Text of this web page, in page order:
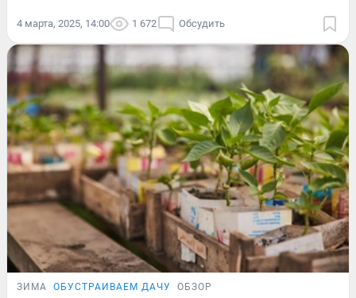
4 марта, 2025, 14:00 1 672 Обсудить
ЗИМА ОБУСТРАИВАЕМ ДАЧУ ОБЗОР